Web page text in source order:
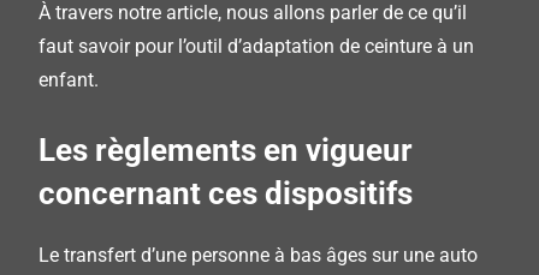
À travers notre article, nous allons parler de ce qu’il
faut savoir pour l’outil d’adaptation de ceinture à un
enfant.
Les règlements en vigueur
concernant ces dispositifs
Le transfert d’une personne à bas âges sur une auto